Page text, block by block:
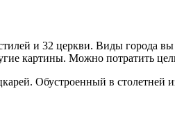
и 32 церкви. Виды города
картины. Можно потратить
Обустроенный в столетней